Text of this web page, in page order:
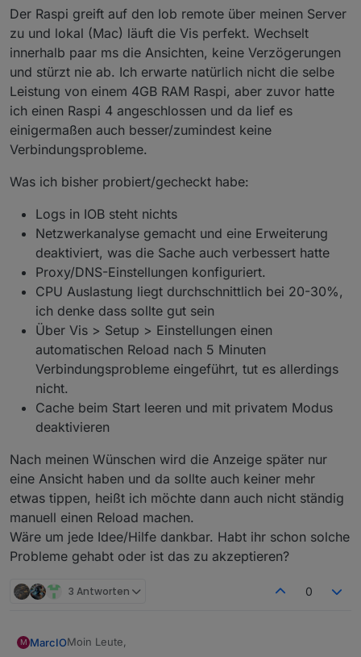
Der Raspi greift auf den Iob remote über meinen Server
zu und lokal (Mac) läuft die Vis perfekt. Wechselt
innerhalb paar ms die Ansichten, keine Verzögerungen
und stürzt nie ab. Ich erwarte natürlich nicht die selbe
Leistung von einem 4GB RAM Raspi, aber zuvor hatte
ich einen Raspi 4 angeschlossen und da lief es
einigermaßen auch besser/zumindest keine
Verbindungsprobleme.
Was ich bisher probiert/gecheckt habe:
Logs in IOB steht nichts
Netzwerkanalyse gemacht und eine Erweiterung
deaktiviert, was die Sache auch verbessert hatte
Proxy/DNS-Einstellungen konfiguriert.
CPU Auslastung liegt durchschnittlich bei 20-30%,
ich denke dass sollte gut sein
Über Vis > Setup > Einstellungen einen
automatischen Reload nach 5 Minuten
Verbindungsprobleme eingeführt, tut es allerdings
nicht.
Cache beim Start leeren und mit privatem Modus
deaktivieren
Nach meinen Wünschen wird die Anzeige später nur
eine Ansicht haben und da sollte auch keiner mehr
etwas tippen, heißt ich möchte dann auch nicht ständig
manuell einen Reload machen.
Wäre um jede Idee/Hilfe dankbar. Habt ihr schon solche
Probleme gehabt oder ist das zu akzeptieren?
3 Antworten 0
M MarcIOMoin Leute,